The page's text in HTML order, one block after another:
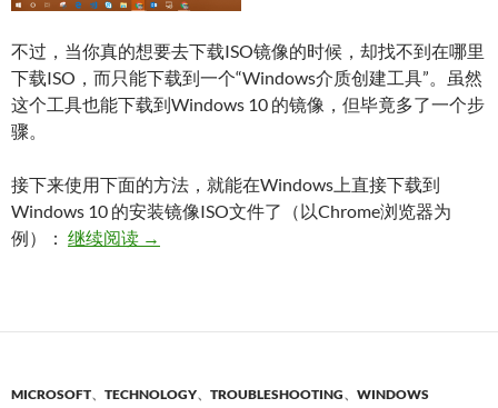
不过，当你真的想要去下载ISO镜像的时候，却找不到在哪里
下载ISO，而只能下载到一个“Windows介质创建工具”。虽然
这个工具也能下载到Windows 10 的镜像，但毕竟多了一个步
骤。
接下来使用下面的方法，就能在Windows上直接下载到
Windows 10 的安装镜像ISO文件了（以Chrome浏览器为
例）： 继续阅读微软官方 Windows 10 ISO 直接下载方法
→
MICROSOFT、 TECHNOLOGY、 TROUBLESHOOTING、 WINDOWS